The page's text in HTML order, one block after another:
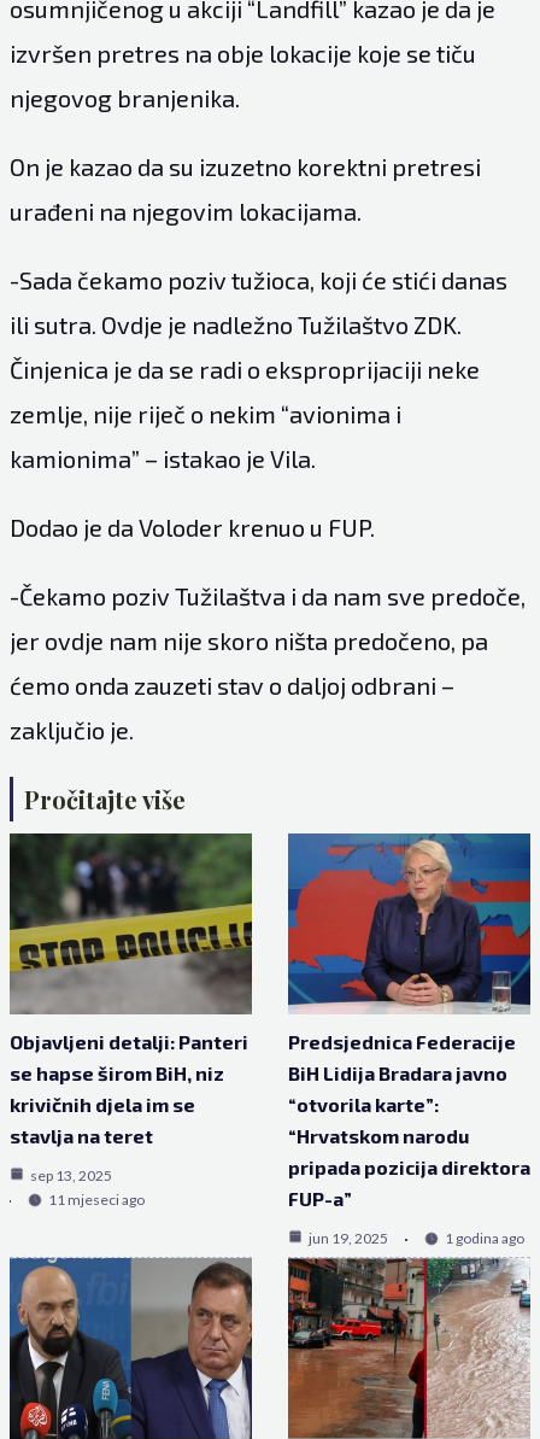
osumnjičenog u akciji “Landfill” kazao je da je
izvršen pretres na obje lokacije koje se tiču
njegovog branjenika.
On je kazao da su izuzetno korektni pretresi
urađeni na njegovim lokacijama.
-Sada čekamo poziv tužioca, koji će stići danas
ili sutra. Ovdje je nadležno Tužilaštvo ZDK.
Činjenica je da se radi o eksproprijaciji neke
zemlje, nije riječ o nekim “avionima i
kamionima” – istakao je Vila.
Dodao je da Voloder krenuo u FUP.
-Čekamo poziv Tužilaštva i da nam sve predoče,
jer ovdje nam nije skoro ništa predočeno, pa
ćemo onda zauzeti stav o daljoj odbrani –
zaključio je.
Pročitajte više
Objavljeni detalji: Panteri
se hapse širom BiH, niz
krivičnih djela im se
stavlja na teret
sep 13, 2025
11 mjeseci ago
Predsjednica Federacije
BiH Lidija Bradara javno
“otvorila karte”:
“Hrvatskom narodu
pripada pozicija direktora
FUP-a”
jun 19, 2025 1 godina ago